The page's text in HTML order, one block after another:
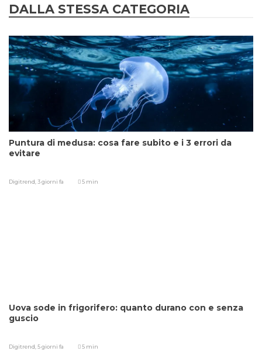
DALLA STESSA CATEGORIA
Puntura di medusa: cosa fare subito e i 3 errori da
evitare
Digitrend, 3 giorni fa 5 min
Uova sode in frigorifero: quanto durano con e senza
guscio
Digitrend, 5 giorni fa 5 min